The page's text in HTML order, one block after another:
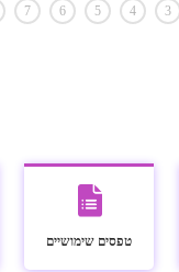
3
4
5
6
7
טפסים שימושיים